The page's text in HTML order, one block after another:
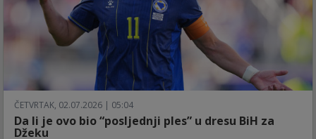
ČETVRTAK, 02.07.2026 | 05:04
Da li je ovo bio “posljednji ples” u dresu BiH za
Džeku